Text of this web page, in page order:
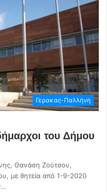
Γερακας-Παλλήνη
του Δήμου
Θανάση Ζούτσου,
με θητεία από 1-9-2020